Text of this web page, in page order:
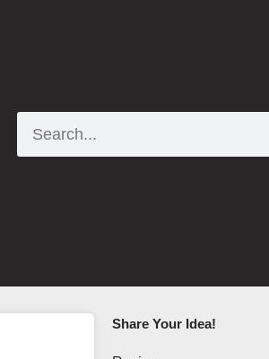
Share Your Idea!​